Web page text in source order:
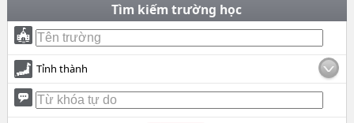
Tìm kiếm trường học
Tỉnh thành